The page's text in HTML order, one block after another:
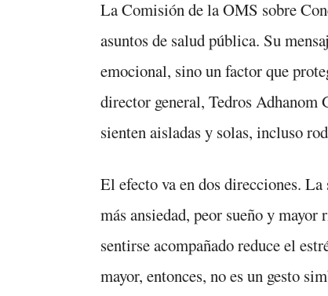
La Comisión de la OMS sobre
asuntos de salud pública. Su
emocional, sino un factor que
director general, Tedros Adhanom
sienten aisladas y solas, incluso
El efecto va en dos direcciones.
más ansiedad, peor sueño y
sentirse acompañado reduce el
mayor, entonces, no es un gesto